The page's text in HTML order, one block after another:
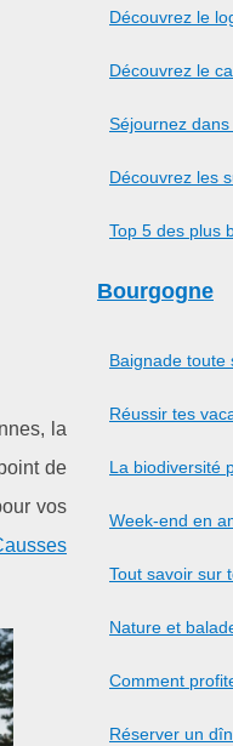
la
de
vos
Découvrez le
Découvrez le
Séjournez
Découvrez les
Top 5 des plus
Bourgogne
Baignade toute
Réussir tes
La biodiversité
Week-end en
Tout savoir sur
Nature et
Comment
Réserver un